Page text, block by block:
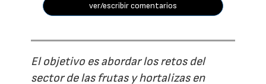
ver/escribir comentarios
El objetivo es abordar los retos del
sector de las frutas y hortalizas en